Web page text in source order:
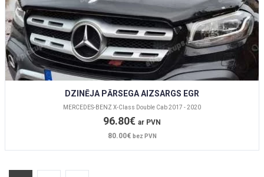
DZINĒJA PĀRSEGA AIZSARGS EGR
MERCEDES-BENZ X-Class Double Cab 2017 - 2020
96.80€ ar PVN
80.00€ bez PVN